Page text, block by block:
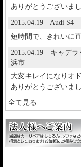
ありがとうございまし
2015.04.19 Audi S4
短時間で、きれいに
2015.04.19 キャデ
浜市
大変キレイになりオ
ありがとうございまし
全て見る